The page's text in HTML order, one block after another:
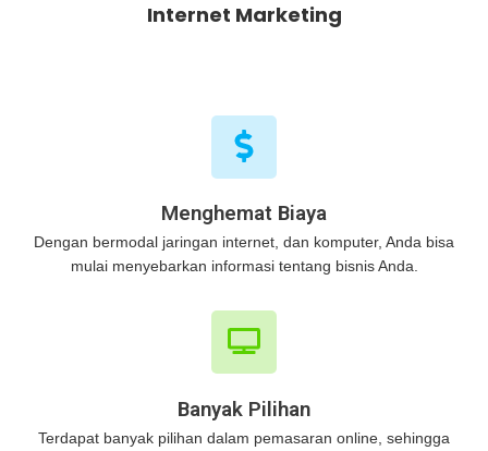
Internet Marketing
Menghemat Biaya
Dengan bermodal jaringan internet, dan komputer, Anda bisa
mulai menyebarkan informasi tentang bisnis Anda.
Banyak Pilihan
Terdapat banyak pilihan dalam pemasaran online, sehingga